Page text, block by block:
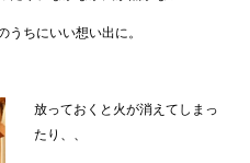
ちにいい想い出に。
放っておくと火が消えてしまっ
たり、、